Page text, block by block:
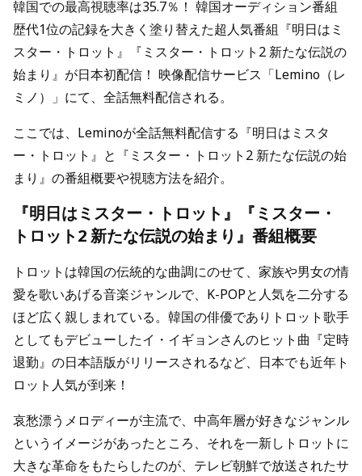
韓国での最高視聴率は35.7％！ 韓国オーディション番組
歴代1位の記録を大きく塗り替えた超人気番組『明日はミ
スター・トロット』『ミスター・トロット2 新たな伝説の
始まり』が日本初配信！ 映像配信サービス「Lemino（レ
ミノ）」にて、全話無料配信される。
ここでは、Leminoが全話無料配信する『明日はミスタ
ー・トロット』と『ミスター・トロット2 新たな伝説の始
まり』の番組概要や視聴方法を紹介。
『明日はミスター・トロット』『ミスター・
トロット2 新たな伝説の始まり』番組概要
トロットは韓国の伝統的な曲調にのせて、家族や男女の情
愛を歌いあげる音楽ジャンルで、K-POPと人気を二分する
ほど広く親しまれている。韓国の俳優でありトロット歌手
としてもデビューしたイ・イギョンさんのヒット曲『定時
退勤』の日本語版がリリースされるなど、日本でも近年ト
ロット人気が到来！
哀愁漂うメロディーが主流で、中高年層が好きなジャンル
というイメージがあったところ、それを一新しトロットに
大きな革命をもたらしたのが、テレビ朝鮮で放送されたサ